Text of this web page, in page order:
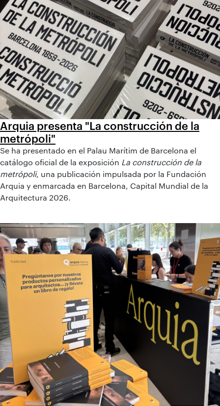
Arquia presenta "La construcción de la
metrópoli"
Se ha presentado en el Palau Marítim de Barcelona el
catálogo oficial de la exposición La construcción de la
metrópoli, una publicación impulsada por la Fundación
Arquia y enmarcada en Barcelona, Capital Mundial de la
Arquitectura 2026.